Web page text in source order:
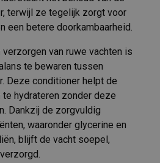
terwijl ze tegelijk zorgt voor
een betere doorkambaarheid.
van ruwe vachten is
te bewaren tussen
Deze conditioner helpt de
hydrateren zonder deze
Dankzij de zorgvuldig
waaronder glycerine en
blijft de vacht soepel,